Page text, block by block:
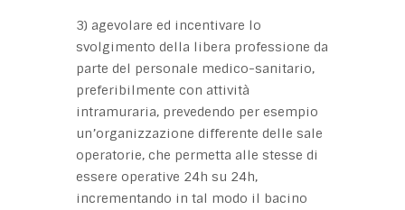
3) agevolare ed incentivare lo
svolgimento della libera professione da
parte del personale medico-sanitario,
preferibilmente con attività
intramuraria, prevedendo per esempio
un’organizzazione differente delle sale
operatorie, che permetta alle stesse di
essere operative 24h su 24h,
incrementando in tal modo il bacino